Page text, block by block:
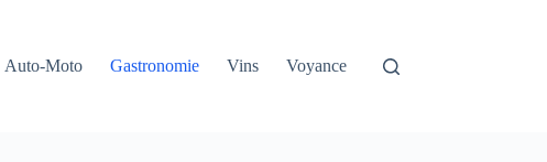
Auto-Moto Gastronomie Vins Voyance